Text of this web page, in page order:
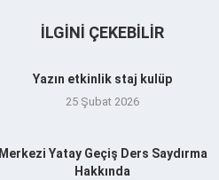
İLGINI ÇEKEBILIR
Yazın etkinlik staj kulüp
25 Şubat 2026
Merkezi Yatay Geçiş Ders Saydırma
Hakkında